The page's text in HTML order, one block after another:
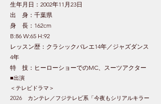
生年月日：2002年11月23日
出 身：千葉県
身 長：162cm
B:86 W:65 H:92
レッスン歴：クラシックバレエ14年／ジャズダンス
4年
特 技：ヒーローショーでのMC、スーツアクター
■出演
​＜テレビドラマ＞
2026 カンテレ／フジテレビ系「今夜もシリアルキラー